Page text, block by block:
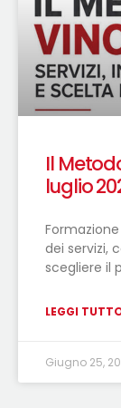
Il
luglio
dei servizi,
scegliere il
LEGGI
Giugno 25,